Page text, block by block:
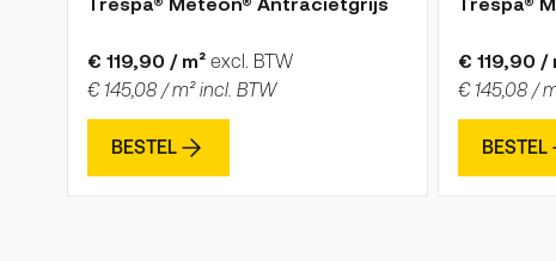
€ 119,90 / m² excl. BTW
€ 145,08 / m² incl. BTW
BESTEL
€ 119,90 /
€ 145,08 /
BESTEL